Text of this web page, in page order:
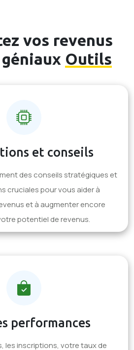
vos revenus
Outils
et conseils
des conseils stratégiques et
cruciales pour vous aider à
et à augmenter encore
potentiel de revenus.
performances
les inscriptions, votre taux de